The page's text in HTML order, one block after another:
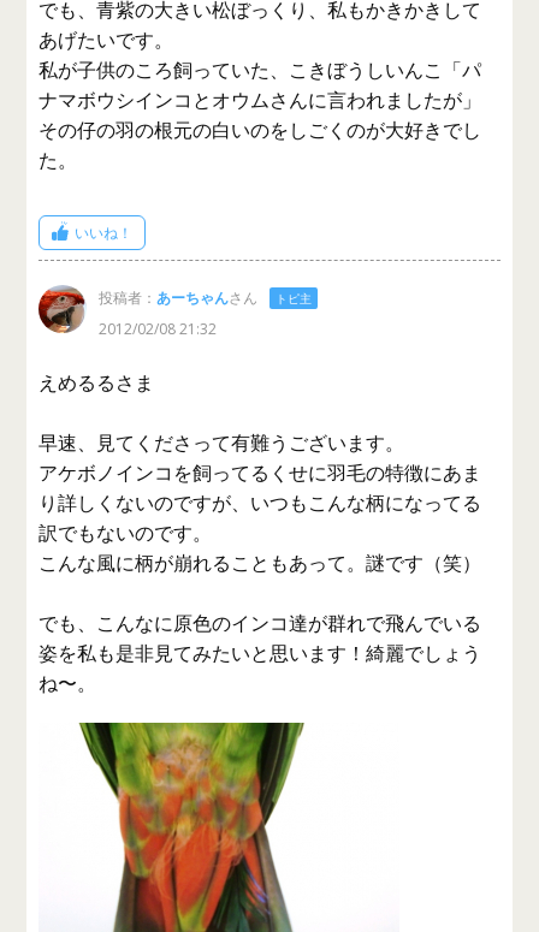
でも、青紫の大きい松ぼっくり、私もかきかきして
あげたいです。
私が子供のころ飼っていた、こきぼうしいんこ「パ
ナマボウシインコとオウムさんに言われましたが」
その仔の羽の根元の白いのをしごくのが大好きでし
た。
いいね！
投稿者：あーちゃんさん トピ主
2012/02/08 21:32
えめるるさま
早速、見てくださって有難うございます。
アケボノインコを飼ってるくせに羽毛の特徴にあま
り詳しくないのですが、いつもこんな柄になってる
訳でもないのです。
こんな風に柄が崩れることもあって。謎です（笑）
でも、こんなに原色のインコ達が群れで飛んでいる
姿を私も是非見てみたいと思います！綺麗でしょう
ね〜。